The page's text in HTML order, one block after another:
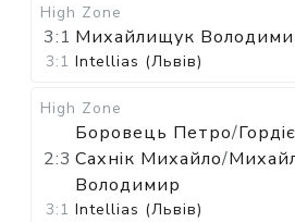
High Zone
3:1 Михайлищук
3:1 Intellias (Львів)
High Zone
2:3
Боровець Петро/
Сахнік Михайло/
Володимир
3:1 Intellias (Львів)